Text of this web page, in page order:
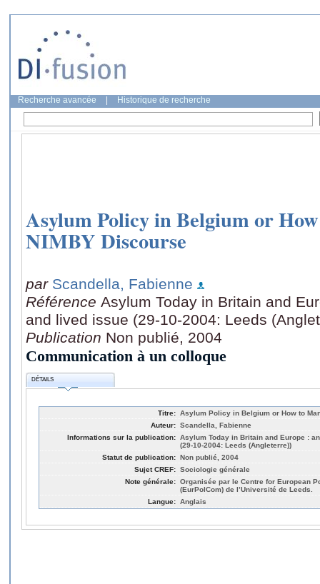
Recherche avancée Historique de recherche
Asylum Policy in Belgium or
NIMBY Discourse
par Scandella, Fabienne
Référence Asylum Today in Britain and
and lived issue (29-10-2004: Leeds
Publication Non publié, 2004
Communication à un colloque
DÉTAILS
Titre: Asylum Policy in Belgium or How to
Auteur: Scandella, Fabienne
Informations sur la publication: Asylum Today in Britain and Europe :
(29-10-2004: Leeds (Angleterre))
Statut de publication: Non publié, 2004
Sujet CREF: Sociologie générale
Note générale: Organisée par le Centre for European
(EurPolCom) de l’Université de Leeds.
Langue: Anglais